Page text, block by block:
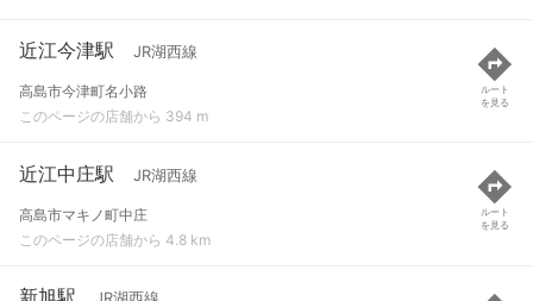
近江今津駅 JR湖西線
高島市今津町名小路
このページの店舗から 394 m
ルート
を見る
近江中庄駅 JR湖西線
高島市マキノ町中庄
このページの店舗から 4.8 km
ルート
を見る
新旭駅